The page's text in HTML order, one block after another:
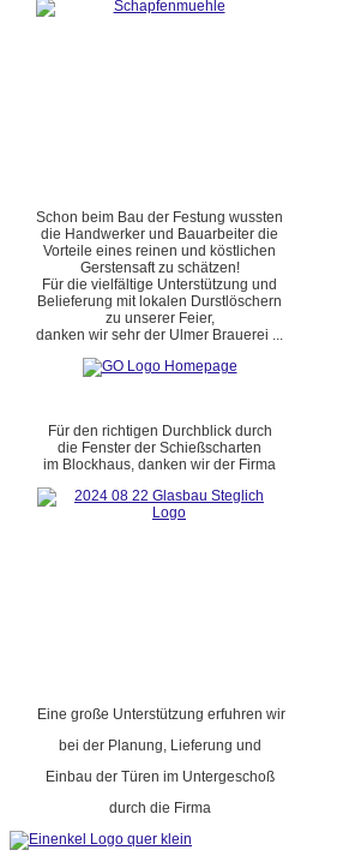
Schon beim Bau der Festung wussten
die Handwerker und Bauarbeiter die
Vorteile eines reinen und köstlichen
Gerstensaft zu schätzen!
Für die vielfältige Unterstützung und
Belieferung mit lokalen Durstlöschern
zu unserer Feier,
danken wir sehr der Ulmer Brauerei ...
Für den richtigen Durchblick durch
die Fenster der Schießscharten
im Blockhaus, danken wir der Firma
Eine große Unterstützung erfuhren wir
bei der Planung, Lieferung und
Einbau der Türen im Untergeschoß
durch die Firma